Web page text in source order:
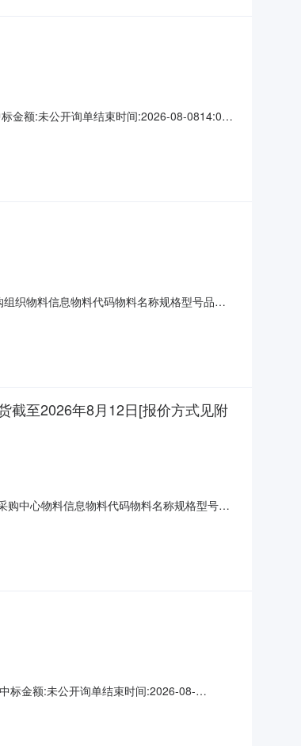
金额:未公开询单结束时间:2026-08-0814:06
织物料信息物料代码物料名称规格型号品牌
截至2026年8月12日[报价方式见附
中心物料信息物料代码物料名称规格型号品
-8月12日SMM上海有
标金额:未公开询单结束时间:2026-08-